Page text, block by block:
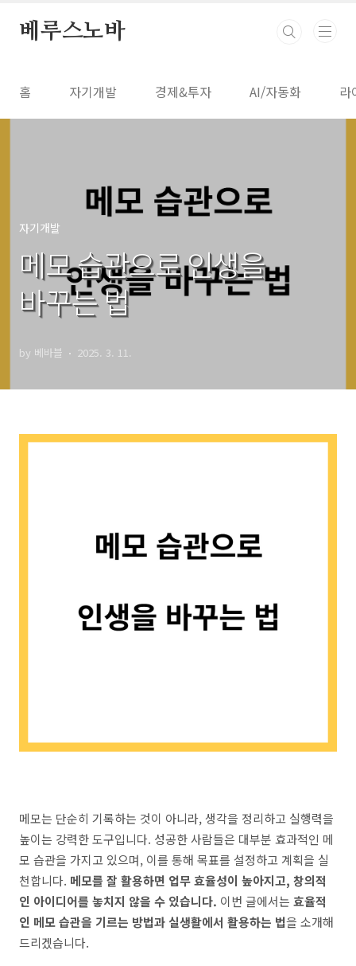
베루스노바
홈 자기개발 경제&투자 AI/자동화 라
자기개발
메모 습관으로 인생을
바꾸는 법
by 베바블 2025. 3. 11.
메모는 단순히 기록하는 것이 아니라, 생각을 정리하고 실행력을
높이는 강력한 도구입니다. 성공한 사람들은 대부분 효과적인 메
모 습관을 가지고 있으며, 이를 통해 목표를 설정하고 계획을 실
천합니다. 메모를 잘 활용하면 업무 효율성이 높아지고, 창의적
인 아이디어를 놓치지 않을 수 있습니다. 이번 글에서는 효율적
인 메모 습관을 기르는 방법과 실생활에서 활용하는 법을 소개해
드리겠습니다.